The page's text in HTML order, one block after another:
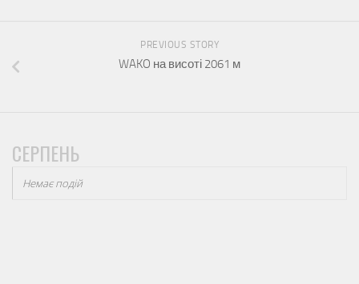
PREVIOUS STORY
WAKO на висоті 2061 м
СЕРПЕНЬ
Немає подій